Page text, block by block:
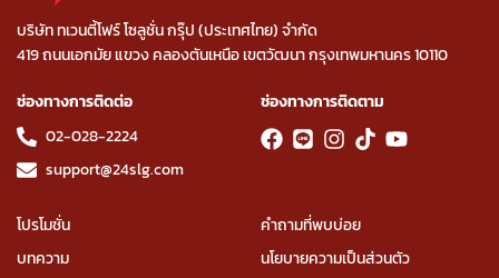
บริษัท ทเวนตี้โฟร์ โซลูชั่น กรุ๊ป (ประเทศไทย) จำกัด
419 ถนนเอกมัย แขวง คลองตันเหนือ เขตวัฒนา กรุงเทพมหานคร 10110
ช่องทางการติดต่อ
02-028-2224
support@24slg.com
ช่องทางการติดตาม
โปรโมชั่น
บทความ
คำถามที่พบบ่อย
นโยบายความเป็นส่วนตัว